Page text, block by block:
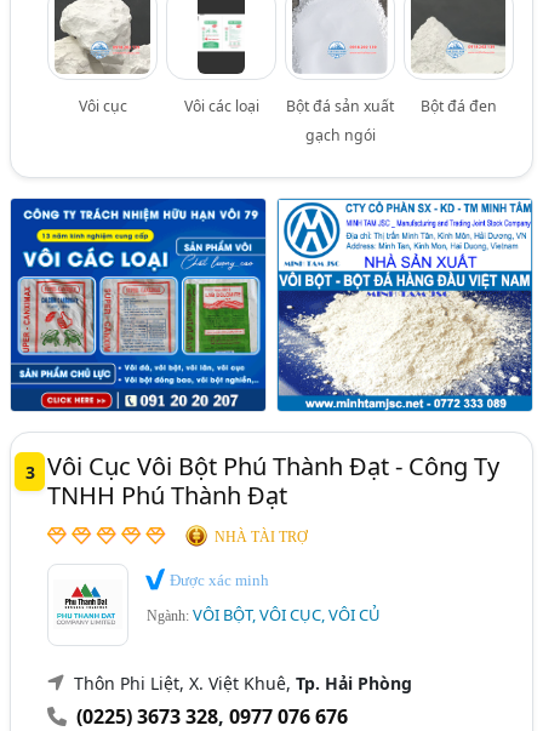
Vôi cục Vôi các loại
Bột đá sản xuất
gạch ngói
Bột đá đen
3 Vôi Cục Vôi Bột Phú Thành Đạt - Công Ty
TNHH Phú Thành Đạt
NHÀ TÀI TRỢ
Được xác minh
Ngành:VÔI BỘT, VÔI CỤC, VÔI CỦ
Thôn Phi Liệt, X. Việt Khuê,Tp. Hải Phòng
(0225) 3673 328,0977 076 676